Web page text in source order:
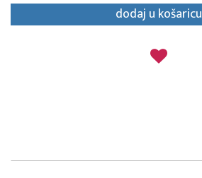
dodaj u košaricu